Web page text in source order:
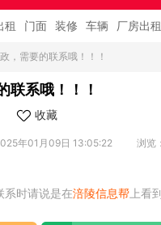
租 门面 装修 车辆 厂房出租
，需要的联系哦！！！
联系哦！！！
收藏
年01月09日 13:05:22 浏览
系时请说是在涪陵信息帮 上看